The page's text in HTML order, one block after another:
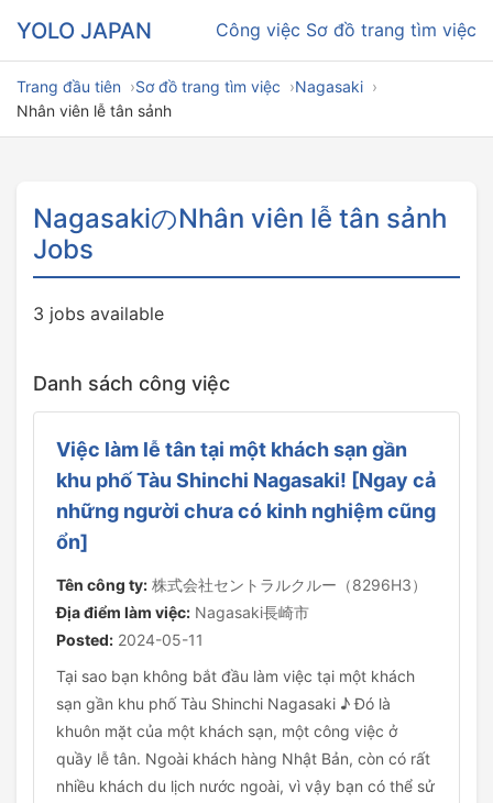
YOLO JAPAN Công việc Sơ đồ trang tìm việc
Trang đầu tiên Sơ đồ trang tìm việc
Nagasaki
Nhân viên lễ tân sảnh
NagasakiのNhân viên lễ tân sảnh
Jobs
3 jobs available
Danh sách công việc
Việc làm lễ tân tại một khách sạn gần
khu phố Tàu Shinchi Nagasaki! [Ngay cả
những người chưa có kinh nghiệm cũng
ổn]
Tên công ty: 株式会社セントラルクルー（8296H3）
Địa điểm làm việc: Nagasaki長崎市
Posted: 2024-05-11
Tại sao bạn không bắt đầu làm việc tại một khách
sạn gần khu phố Tàu Shinchi Nagasaki ♪ Đó là
khuôn mặt của một khách sạn, một công việc ở
quầy lễ tân. Ngoài khách hàng Nhật Bản, còn có rất
nhiều khách du lịch nước ngoài, vì vậy bạn có thể sử